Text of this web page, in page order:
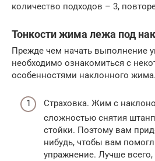
количество подходов – 3,
Тонкости жима лежа под
Прежде чем начать выполнение
необходимо ознакомиться с
особенностями наклонного жима.
Страховка. Жим с
сложностью снятия
стойки. Поэтому вам
нибудь, чтобы вам
упражнение. Лучше всего,